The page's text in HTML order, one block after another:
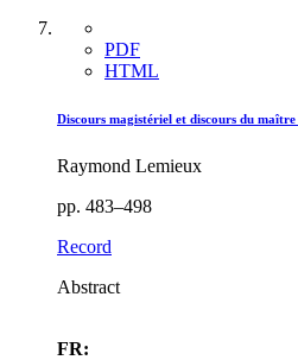
PDF
HTML
Discours magistériel et discours du
Raymond Lemieux
pp. 483–498
Record
Abstract
FR: